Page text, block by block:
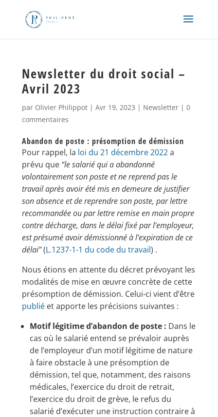
Newsletter du droit social –
Avril 2023
par Olivier Philippot| Avr 19, 2023 | Newsletter| 0
commentaires
Abandon de poste : présomption de démission
Pour rappel, la loi du 21 décembre 2022a
prévu que “le salarié qui a abandonné
volontairement son poste et ne reprend pas le
travail après avoir été mis en demeure de justifier
son absence et de reprendre son poste, par lettre
recommandée ou par lettre remise en main propre
contre décharge, dans le délai fixé par l’employeur,
est présumé avoir démissionné à l’expiration de ce
délai”(L.1237-1-1 du code du travail) .
Nous étions en attente du décret prévoyant les
modalités de mise en œuvre concrète de cette
présomption de démission. Celui-ci vient d’être
publiéet apporte les précisions suivantes :
Motif légitime d’abandon de poste : Dans le
cas où le salarié entend se prévaloir auprès
de l’employeur d’un motif légitime de nature
à faire obstacle à une présomption de
démission, tel que, notamment, des raisons
médicales, l’exercice du droit de retrait,
l’exercice du droit de grève, le refus du
salarié d’exécuter une instruction contraire à